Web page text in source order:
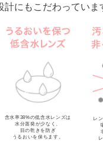
計にもこだわっていま
含水率38%の低含水レンズは
水分蒸発が少なく、
目の乾きを防ぎ
うるおいを保ちます。
レ